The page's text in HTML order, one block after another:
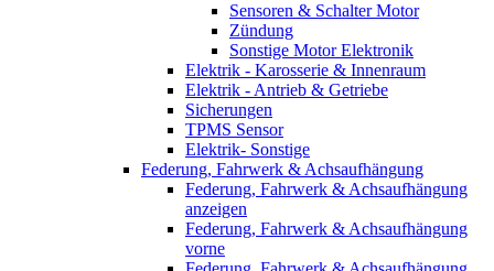
Sensoren & Schalter Motor
Zündung
Sonstige Motor Elektronik
Elektrik - Karosserie & Innenraum
Elektrik - Antrieb & Getriebe
Sicherungen
TPMS Sensor
Elektrik- Sonstige
Federung, Fahrwerk & Achsaufhängung
Federung, Fahrwerk & Achsaufhängung
anzeigen
Federung, Fahrwerk & Achsaufhängung
vorne